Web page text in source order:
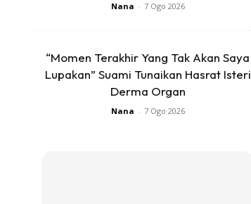
Nana - 7 Ogo 2026
“Momen Terakhir Yang Tak Akan Saya
Lupakan” Suami Tunaikan Hasrat Isteri
Derma Organ
Nana - 7 Ogo 2026